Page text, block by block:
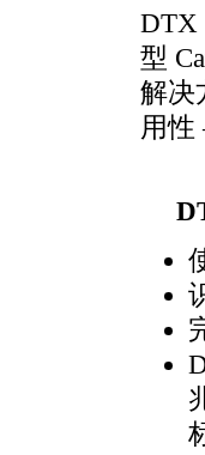
DTX
型
解决
用